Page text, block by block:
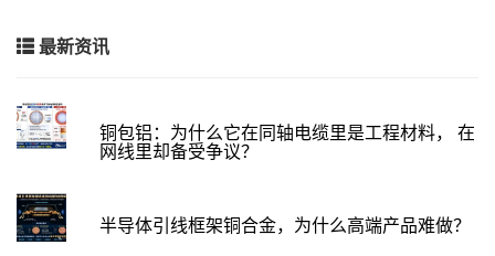
最新资讯
铜包铝：为什么它在同轴电缆里是工程材料， 在
网线里却备受争议？
半导体引线框架铜合金，为什么高端产品难做？